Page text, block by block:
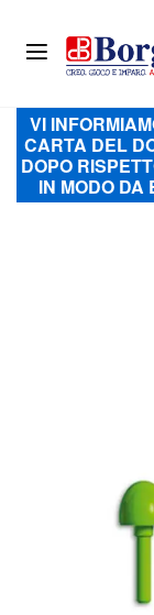
contenuto
VI
CARTA DEL
DOPO
IN MODO DA